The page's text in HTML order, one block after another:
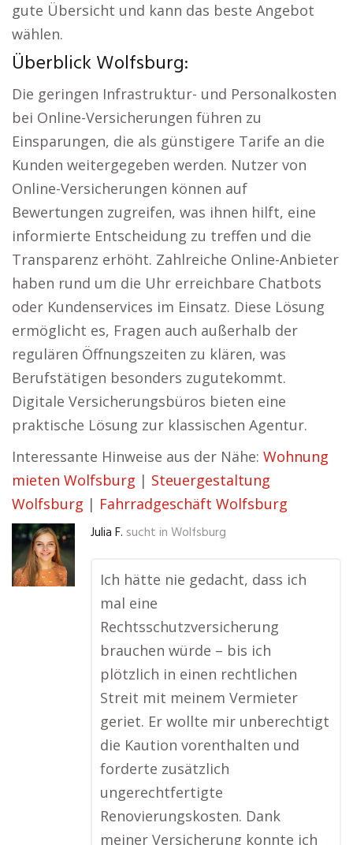
gute Übersicht und kann das beste Angebot
wählen.
Überblick Wolfsburg:
Die geringen Infrastruktur- und Personalkosten
bei Online-Versicherungen führen zu
Einsparungen, die als günstigere Tarife an die
Kunden weitergegeben werden. Nutzer von
Online-Versicherungen können auf
Bewertungen zugreifen, was ihnen hilft, eine
informierte Entscheidung zu treffen und die
Transparenz erhöht. Zahlreiche Online-Anbieter
haben rund um die Uhr erreichbare Chatbots
oder Kundenservices im Einsatz. Diese Lösung
ermöglicht es, Fragen auch außerhalb der
regulären Öffnungszeiten zu klären, was
Berufstätigen besonders zugutekommt.
Digitale Versicherungsbüros bieten eine
praktische Lösung zur klassischen Agentur.
Interessante Hinweise aus der Nähe: Wohnung
mieten Wolfsburg | Steuergestaltung
Wolfsburg | Fahrradgeschäft Wolfsburg
Julia F. sucht in Wolfsburg
Ich hätte nie gedacht, dass ich
mal eine
Rechtsschutzversicherung
brauchen würde – bis ich
plötzlich in einen rechtlichen
Streit mit meinem Vermieter
geriet. Er wollte mir unberechtigt
die Kaution vorenthalten und
forderte zusätzlich
ungerechtfertigte
Renovierungskosten. Dank
meiner Versicherung konnte ich